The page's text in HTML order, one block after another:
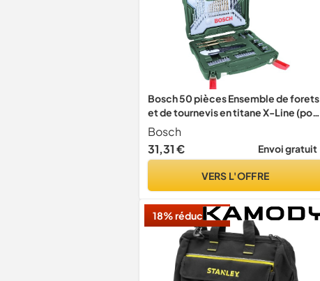
Bosch 50 pièces Ensemble de forets
et de tournevis en titane X-Line (pour
bois, pierre et métal, accessoires
perceuses)
Bosch
31,31 €
Envoi gratuit
VERS L'OFFRE
18% réduction